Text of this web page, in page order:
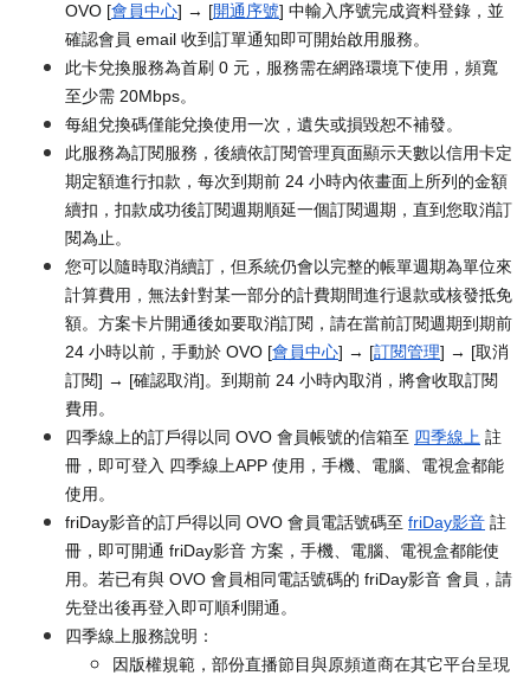
OVO [會員中心] → [開通序號] 中輸入序號完成資料登錄，並
確認會員 email 收到訂單通知即可開始啟用服務。
此卡兌換服務為首刷 0 元，服務需在網路環境下使用，頻寬
至少需 20Mbps。
每組兌換碼僅能兌換使用一次，遺失或損毀恕不補發。
此服務為訂閱服務，後續依訂閱管理頁面顯示天數以信用卡定
期定額進行扣款，每次到期前 24 小時內依畫面上所列的金額
續扣，扣款成功後訂閱週期順延一個訂閱週期，直到您取消訂
閱為止。
您可以隨時取消續訂，但系統仍會以完整的帳單週期為單位來
計算費用，無法針對某一部分的計費期間進行退款或核發抵免
額。方案卡片開通後如要取消訂閱，請在當前訂閱週期到期前
24 小時以前，手動於 OVO [會員中心] → [訂閱管理] → [取消
訂閱] → [確認取消]。到期前 24 小時內取消，將會收取訂閱
費用。
四季線上的訂戶得以同 OVO 會員帳號的信箱至 四季線上 註
冊，即可登入 四季線上APP 使用，手機、電腦、電視盒都能
使用。
friDay影音的訂戶得以同 OVO 會員電話號碼至 friDay影音 註
冊，即可開通 friDay影音 方案，手機、電腦、電視盒都能使
用。若已有與 OVO 會員相同電話號碼的 friDay影音 會員，請
先登出後再登入即可順利開通。
四季線上服務說明：
因版權規範，部份直播節目與原頻道商在其它平台呈現